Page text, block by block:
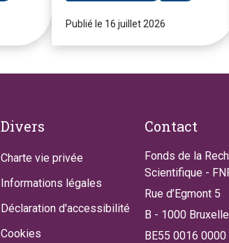
Publié le 16 juillet 2026
Divers
Charte vie privée
Informations légales
Déclaration d'accessibilité
Cookies
Contact
Fonds de la
Scientifique -
Rue d’Egmont 5
B - 1000
BE55 0016